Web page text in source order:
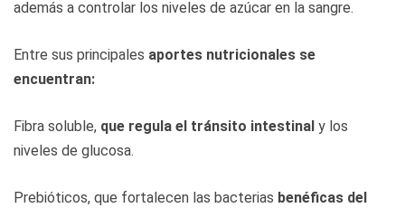
además a controlar los niveles de azúcar en la sangre.
Entre sus principales aportes nutricionales se
encuentran:
Fibra soluble, que regula el tránsito intestinal y los
niveles de glucosa.
Prebióticos, que fortalecen las bacterias benéficas del